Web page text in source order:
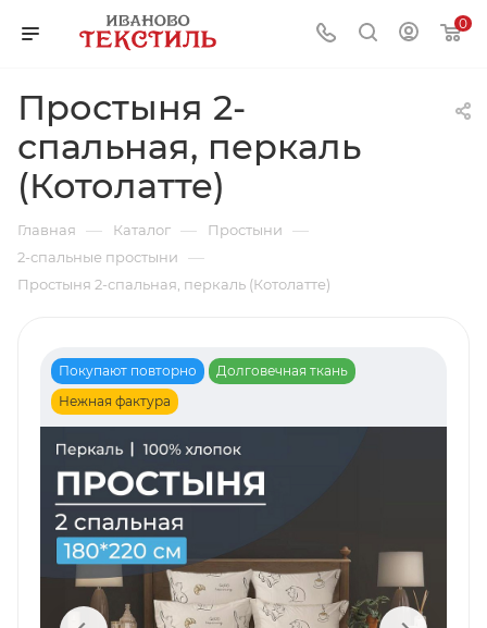
0
Простыня 2-
спальная, перкаль
(Котолатте)
Главная — Каталог — Простыни —
2-спальные простыни —
Простыня 2-спальная, перкаль (Котолатте)
Покупают повторно
Долговечная ткань
Нежная фактура